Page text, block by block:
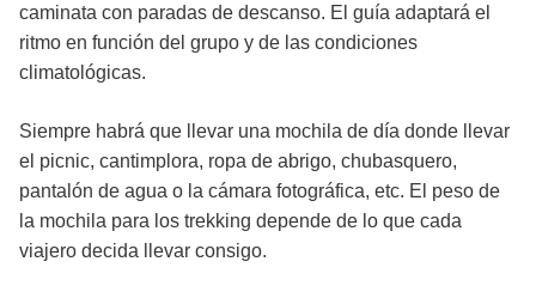
caminata con paradas de descanso. El guía adaptará el
ritmo en función del grupo y de las condiciones
climatológicas.
Siempre habrá que llevar una mochila de día donde llevar
el picnic, cantimplora, ropa de abrigo, chubasquero,
pantalón de agua o la cámara fotográfica, etc. El peso de
la mochila para los trekking de­pende de lo que cada
viajero decida llevar consigo.